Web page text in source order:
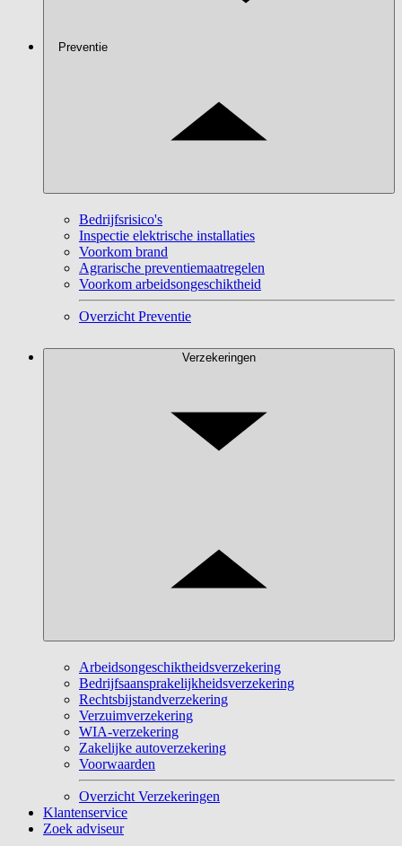
Preventie
Bedrijfsrisico's
Inspectie elektrische installaties
Voorkom brand
Agrarische preventiemaatregelen
Voorkom arbeidsongeschiktheid
Overzicht Preventie
Verzekeringen
Arbeidsongeschiktheidsverzekering
Bedrijfsaansprakelijkheidsverzekering
Rechtsbijstandverzekering
Verzuimverzekering
WIA-verzekering
Zakelijke autoverzekering
Voorwaarden
Overzicht Verzekeringen
Klantenservice
Zoek adviseur